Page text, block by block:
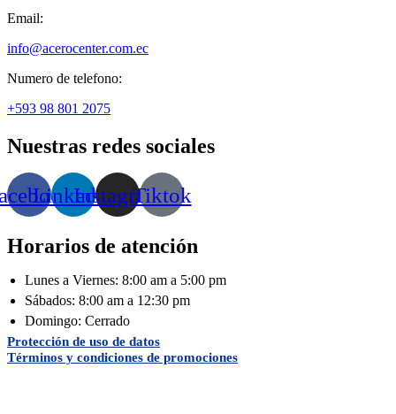
Email:
info@acerocenter.com.ec
Numero de telefono:
+593 98 801 2075
Nuestras redes sociales
LinkedinInstagramTiktok
Horarios de atención
Lunes a Viernes: 8:00 am a 5:00 pm
Sábados: 8:00 am a 12:30 pm
Domingo: Cerrado
Protección de uso de datos
Términos y condiciones de promociones